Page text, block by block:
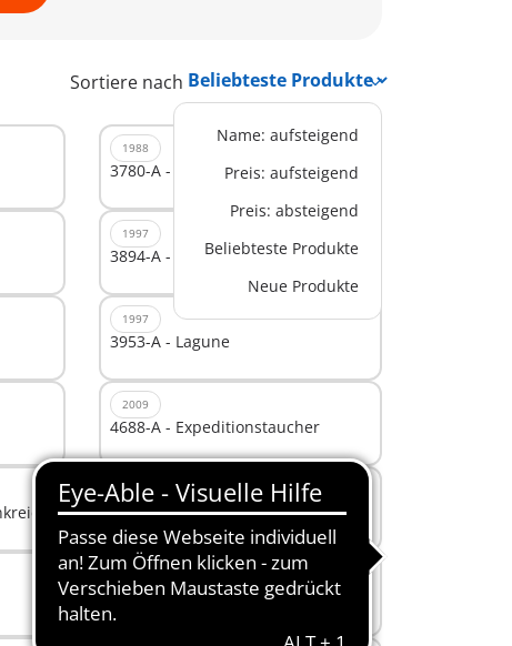
Sortiere nach
Name: aufsteigend
Preis: aufsteigend
Preis: absteigend
Beliebteste Produkte
Neue Produkte
1988
3780-A - City-Service
1997
3894-A - Pfauenwiese
1997
3953-A - Lagune
2009
4688-A - Expeditionstaucher
2006
4714-A - Fußballspieler Österreich
3116-B - Ziegenfütterung